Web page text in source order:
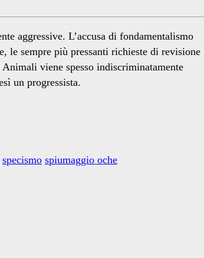
aggressive. L’accusa di fondamentalismo
le sempre più pressanti richieste di revisione
viene spesso indiscriminatamente
un progressista.
specismo spiumaggio oche